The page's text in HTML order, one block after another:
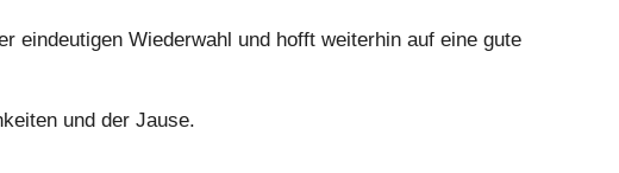
eindeutigen Wiederwahl und hofft weiterhin auf eine gute
und der Jause.